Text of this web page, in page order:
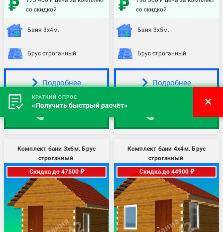
со скидкой
Баня 3х4м.
Брус строганный
Подробнее
Заказать
со скидкой
Баня 3х5м.
Брус строганный
Подробнее
Заказать
Комплект бани 3х6м. Брус
строганный
Скидка до 47500 ₽
Комплект бани 4х4м. Брус
строганный
Скидка до 44900 ₽
КРАТКИЙ ОПРОС
«Получить быстрый расчёт»